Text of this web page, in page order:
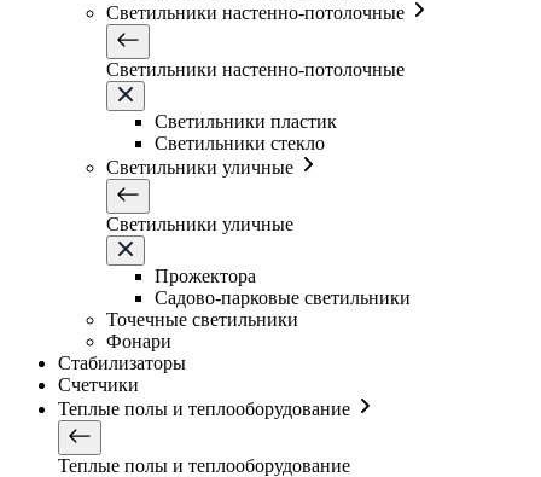
Светильники настенно-потолочные
Светильники настенно-потолочные
Светильники плаcтик
Светильники стекло
Светильники уличные
Светильники уличные
Прожектора
Садово-парковые светильники
Точечные светильники
Фонари
Стабилизаторы
Счетчики
Теплые полы и теплооборудование
Теплые полы и теплооборудование